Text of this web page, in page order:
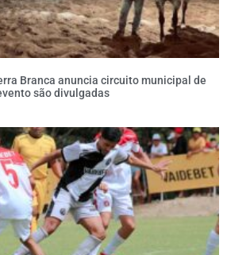
Branca anuncia circuito municipal de
são divulgadas